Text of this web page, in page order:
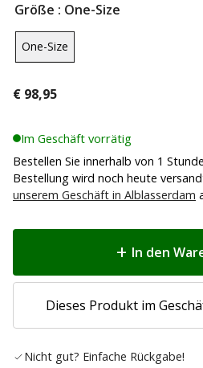
Größe : One-Size
One-Size
€ 98,95
Im Geschäft vorrätig
Bestellen Sie innerhalb von 1
Bestellung wird noch heute
unserem Geschäft in Alblasserdam
In den
Dieses Produkt im
Nicht gut? Einfache Rückgabe!